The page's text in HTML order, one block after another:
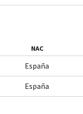
NAC
España
España